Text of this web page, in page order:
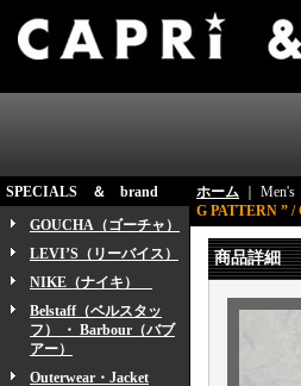
SPECIALS ＆ brand
GOUCHA（ゴーチャ）
LEVI’S（リーバイス）
NIKE（ナイキ）
Belstaff（ベルスタッ
フ） ・ Barbour（バブ
アー）
Outerwear・Jacket
ホーム ｜
G PATTERN ”
商品詳細